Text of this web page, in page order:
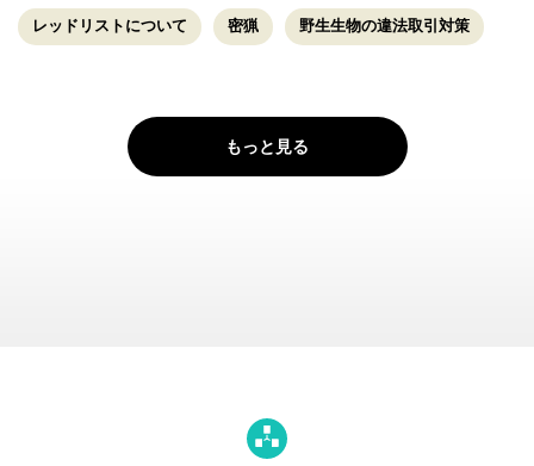
レッドリストについて 密猟 野生生物の違法取引対策
もっと見る